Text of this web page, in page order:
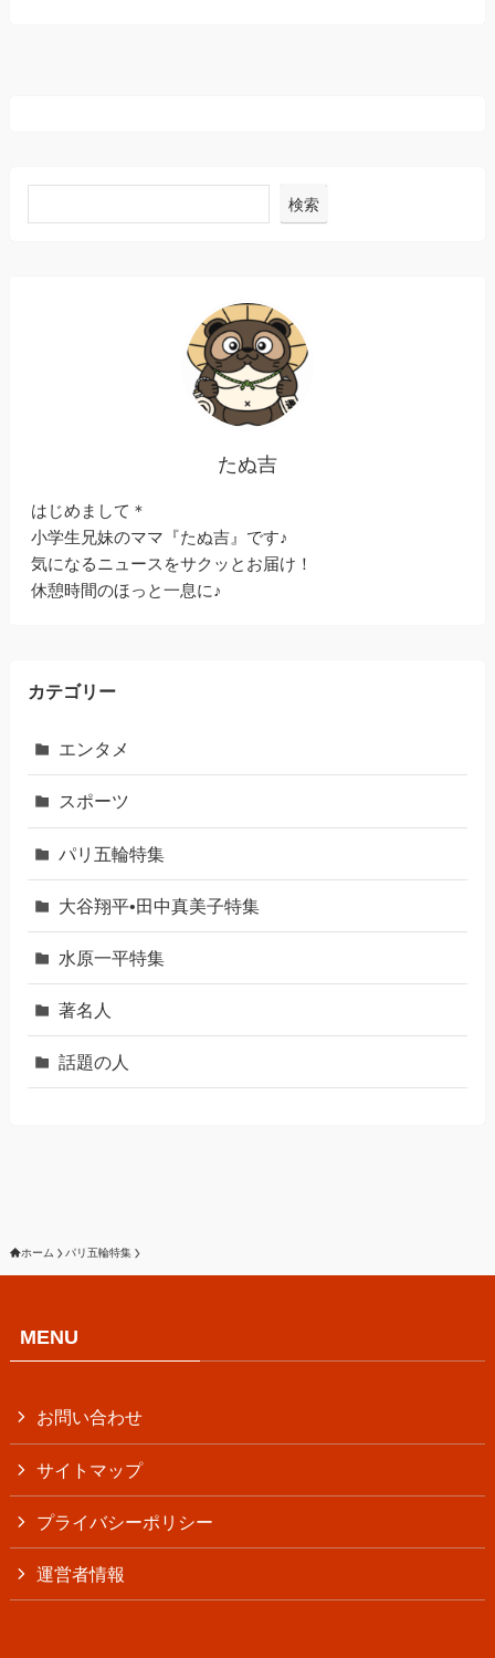
検索
たぬ吉
はじめまして＊
小学生兄妹のママ『たぬ吉』です♪
気になるニュースをサクッとお届け！
休憩時間のほっと一息に♪
カテゴリー
エンタメ
スポーツ
パリ五輪特集
大谷翔平•田中真美子特集
水原一平特集
著名人
話題の人
ホーム パリ五輪特集
MENU
お問い合わせ
サイトマップ
プライバシーポリシー
運営者情報